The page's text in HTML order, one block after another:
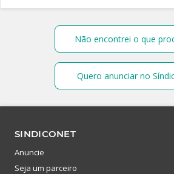
Não encontrei o que
Quero anunciar no
SINDICONET
Anuncie
Seja um parceiro